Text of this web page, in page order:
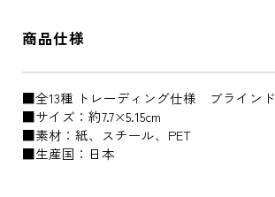
商品仕様
■全13種 トレーディング仕様 ブラインド
■サイズ：約7.7×5.15cm
■素材：紙、スチール、PET
■生産国：日本